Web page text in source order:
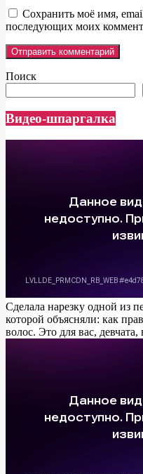
Сохранить моё имя,
последующих моих
Поиск
Видео-шпаргалка
Сделала нарезку одной из
которой объясняли: как
волос. Это для вас,